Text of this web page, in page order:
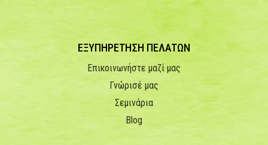
ΕΞΥΠΗΡΕΤΗΣΗ ΠΕΛΑΤΩΝ
Επικοινωνήστε μαζί μας
Γνώρισέ μας
Σεμινάρια
Blog